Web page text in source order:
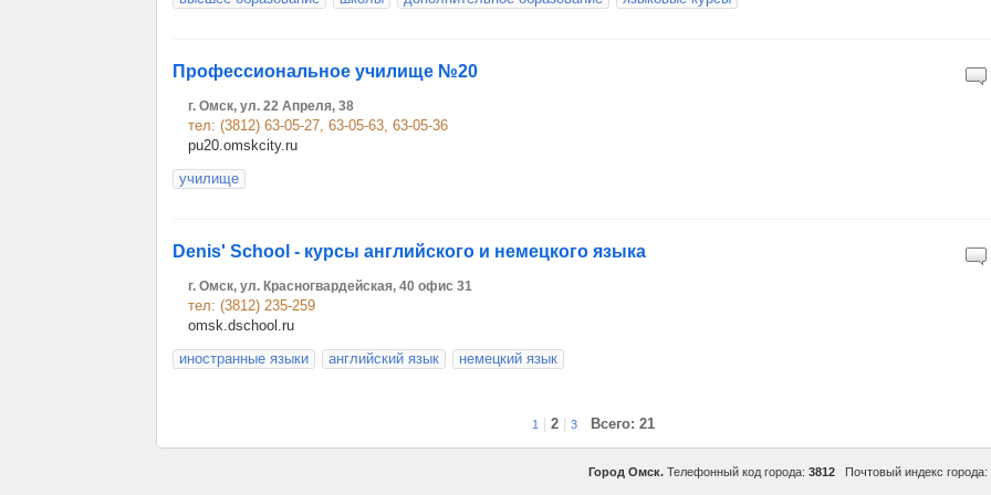
Профессиональное училище №20
г. Омск, ул. 22 Апреля, 38
тел: (3812) 63-05-27, 63-05-63, 63-05-36
pu20.omskcity.ru
училище
Denis' School - курсы английского и немецкого языка
г. Омск, ул. Красногвардейская, 40 офис 31
тел: (3812) 235-259
omsk.dschool.ru
иностранные языки
английский язык немецкий язык
1 2 3 Всего: 21
Город Омск. Телефонный код города: 3812 Почтовый индекс города: